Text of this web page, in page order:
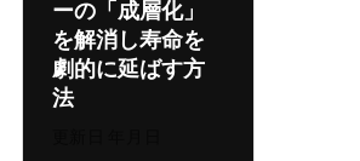
ーの「成層化」
を解消し寿命を
劇的に延ばす方
法